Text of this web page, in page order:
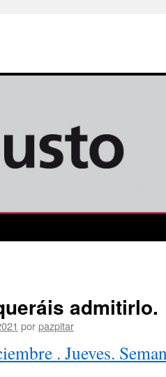
admitirlo.
porpazpitar
. Jueves.